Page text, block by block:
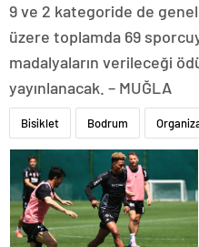
9 ve 2 kategoride de
üzere toplamda 69
madalyaların verileceği
yayınlanacak. – MUĞLA
Bisiklet Bodrum